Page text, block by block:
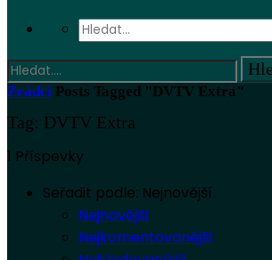
Zrádci Posts Tagged "DVTV Extra"
Tag: DVTV Extra
1 Příspevky
Seřadit podle: Nejnovější
Nejnovější
Nejkomentovanější